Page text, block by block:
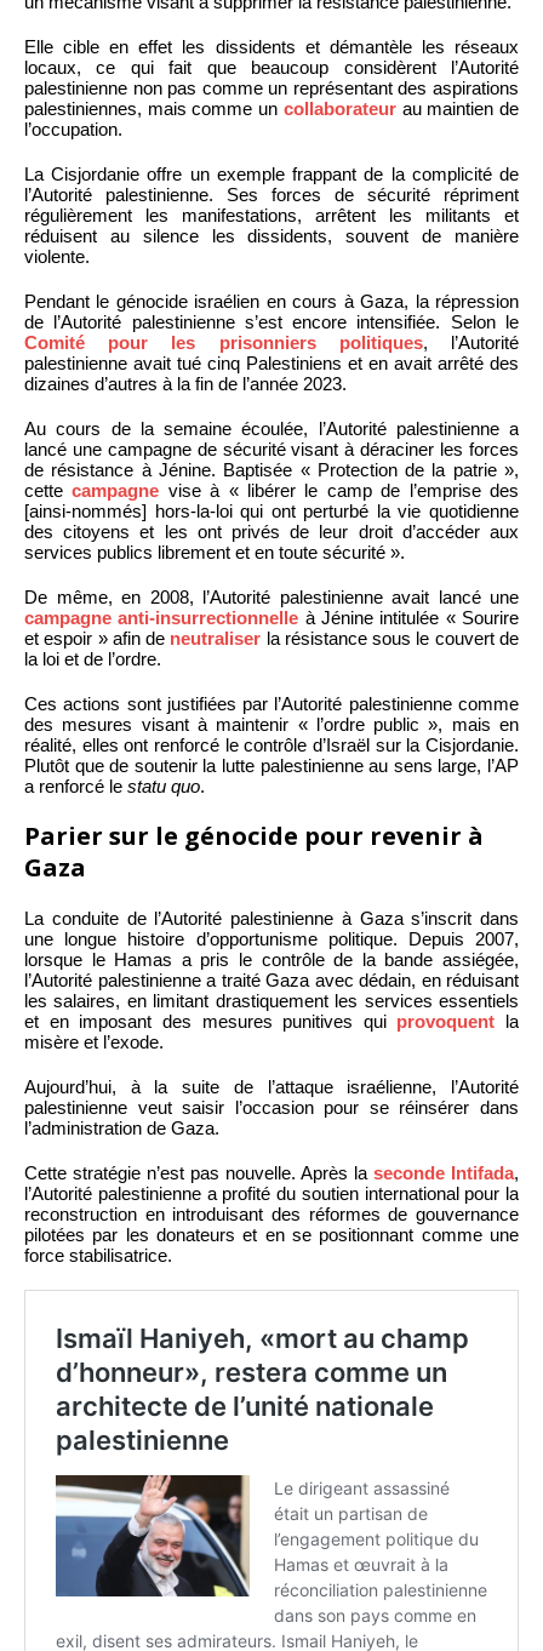
Elle cible en effet les dissidents et démantèle les réseaux
locaux, ce qui fait que beaucoup considèrent l’Autorité
palestinienne non pas comme un représentant des aspirations
palestiniennes, mais comme un collaborateurau maintien de
l’occupation.
La Cisjordanie offre un exemple frappant de la complicité de
l’Autorité palestinienne. Ses forces de sécurité répriment
régulièrement les manifestations, arrêtent les militants et
réduisent au silence les dissidents, souvent de manière
violente.
Pendant le génocide israélien en cours à Gaza, la répression
de l’Autorité palestinienne s’est encore intensifiée. Selon le
Comité pour les prisonniers politiques, l’Autorité
palestinienne avait tué cinq Palestiniens et en avait arrêté des
dizaines d’autres à la fin de l’année 2023.
Au cours de la semaine écoulée, l’Autorité palestinienne a
lancé une campagne de sécurité visant à déraciner les forces
de résistance à Jénine. Baptisée « Protection de la patrie »,
cettecampagne vise à « libérer le camp de l’emprise des
[ainsi-nommés] hors-la-loi qui ont perturbé la vie quotidienne
des citoyens et les ont privés de leur droit d’accéder aux
services publics librement et en toute sécurité ».
De même, en 2008, l’Autorité palestinienne avait lancé une
campagne anti-insurrectionnelle à Jénine intitulée « Sourire
et espoir » afin de neutraliser la résistance sous le couvert de
la loi et de l’ordre.
Ces actions sont justifiées par l’Autorité palestinienne comme
des mesures visant à maintenir « l’ordre public », mais en
réalité, elles ont renforcé le contrôle d’Israël sur la Cisjordanie.
Plutôt que de soutenir la lutte palestinienne au sens large, l’AP
a renforcé le statu quo.
Parier sur le génocide pour revenir à
Gaza
La conduite de l’Autorité palestinienne à Gaza s’inscrit dans
une longue histoire d’opportunisme politique. Depuis 2007,
lorsque le Hamas a pris le contrôle de la bande assiégée,
l’Autorité palestinienne a traité Gaza avec dédain, en réduisant
les salaires, en limitant drastiquement les services essentiels
et en imposant des mesures punitives qui provoquent la
misère et l’exode.
Aujourd’hui, à la suite de l’attaque israélienne, l’Autorité
palestinienne veut saisir l’occasion pour se réinsérer dans
l’administration de Gaza.
Cette stratégie n’est pas nouvelle. Après la seconde Intifada,
l’Autorité palestinienne a profité du soutien international pour la
reconstruction en introduisant des réformes de gouvernance
pilotées par les donateurs et en se positionnant comme une
force stabilisatrice.